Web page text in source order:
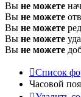
Вы не можете
Вы не можете
Вы не можете
Вы не можете
Вы не можете
Список
Часовой